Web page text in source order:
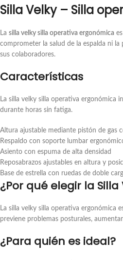
Silla Velky – Silla
La silla velky silla operativa ergonómica
comprometer la salud de la espalda ni
sus colaboradores.
Características
La silla velky silla operativa ergonómica
durante horas sin fatiga.
Altura ajustable mediante pistón de gas
Respaldo con soporte lumbar
Asiento con espuma de alta densidad
Reposabrazos ajustables en altura y
Base de estrella con ruedas de doble
¿Por qué elegir la Silla
La silla velky silla operativa ergonómica
previene problemas posturales,
¿Para quién es ideal?